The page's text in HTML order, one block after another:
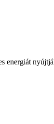
energiát